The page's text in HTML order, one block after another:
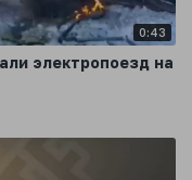
0:43
электропоезд на